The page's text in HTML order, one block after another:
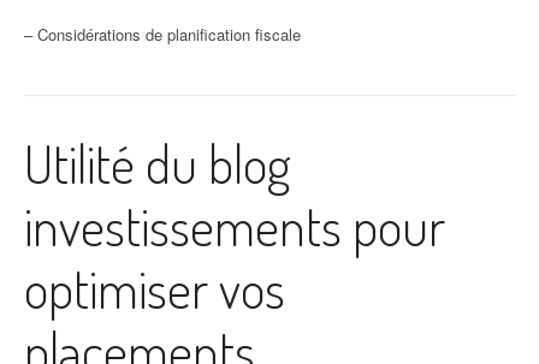
– Considérations de planification fiscale
Utilité du blog
investissements pour
optimiser vos
placements